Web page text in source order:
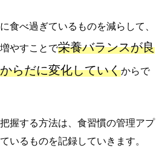
食べ過ぎているものを減らして、
やすことで栄養バランスが良
らだに変化していくからで
握する方法は、食習慣の管理アプ
いるものを記録していきます。